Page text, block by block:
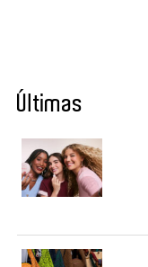
Últimas